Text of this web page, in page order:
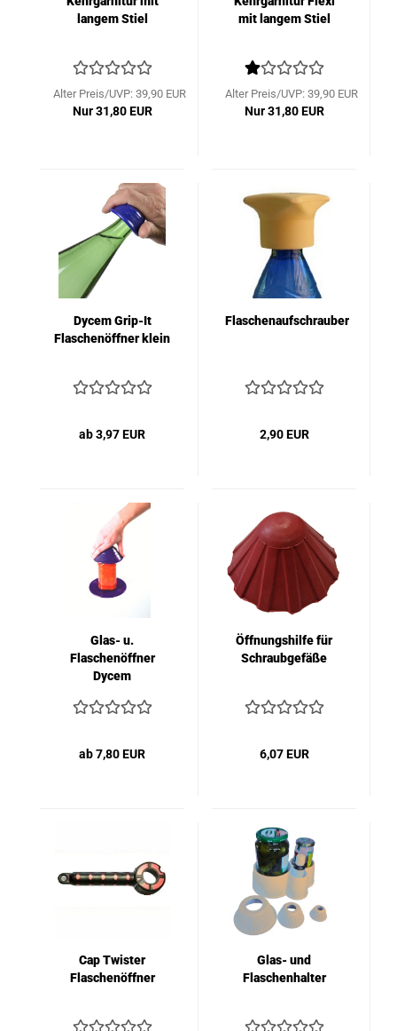
langem Stiel
Alter Preis/UVP: 39,90 EUR
Nur 31,80 EUR
mit langem Stiel
Alter Preis/UVP: 39,90 EUR
Nur 31,80 EUR
Dycem Grip-It
Flaschenöffner klein
ab 3,97 EUR
Flaschenaufschrauber
2,90 EUR
Glas- u.
Flaschenöffner
Dycem
ab 7,80 EUR
Öffnungshilfe für
Schraubgefäße
6,07 EUR
Cap Twister
Flaschenöffner
Glas- und
Flaschenhalter